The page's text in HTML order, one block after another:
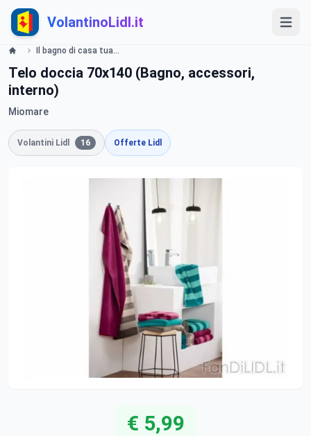
VolantinoLidl.it
Il bagno di casa tua - LIDL Catalogue - Offerte valide dal 20 maggio 2019 Lidl
Telo doccia 70x140 (Bagno, accessori,
interno)
Miomare
Volantini Lidl 16 Offerte Lidl
€ 5,99